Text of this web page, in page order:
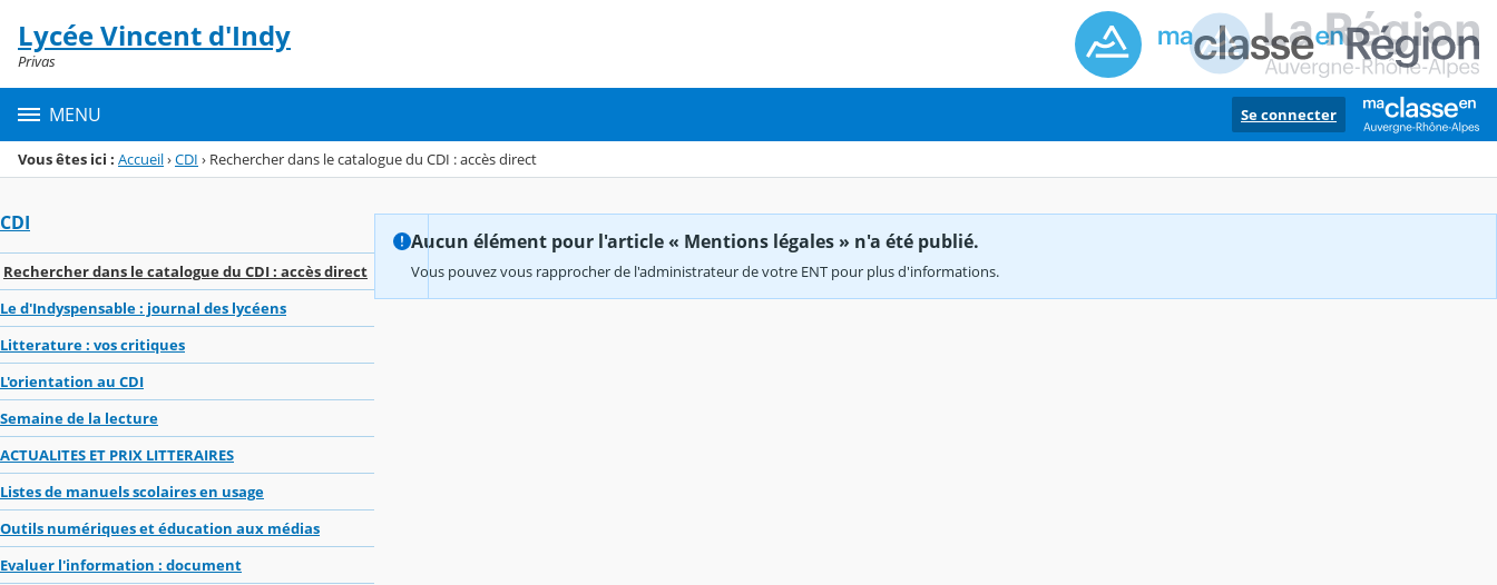
Menu de la rubrique
Contenu
Lycée Vincent d'Indy
Privas
MENU Se connecter
Vous êtes ici : Accueil›CDI › Rechercher dans le catalogue du CDI : accès direct
CDI
Rechercher dans le catalogue du CDI : accès direct
Le d'Indyspensable : journal des lycéens
Litterature : vos critiques
L'orientation au CDI
Semaine de la lecture
ACTUALITES ET PRIX LITTERAIRES
Listes de manuels scolaires en usage
Outils numériques et éducation aux médias
Evaluer l'information : document
Aucun élément pour l'article « Mentions légales » n'a été publié.
Vous pouvez vous rapprocher de l'administrateur de votre ENT pour plus d'informations.